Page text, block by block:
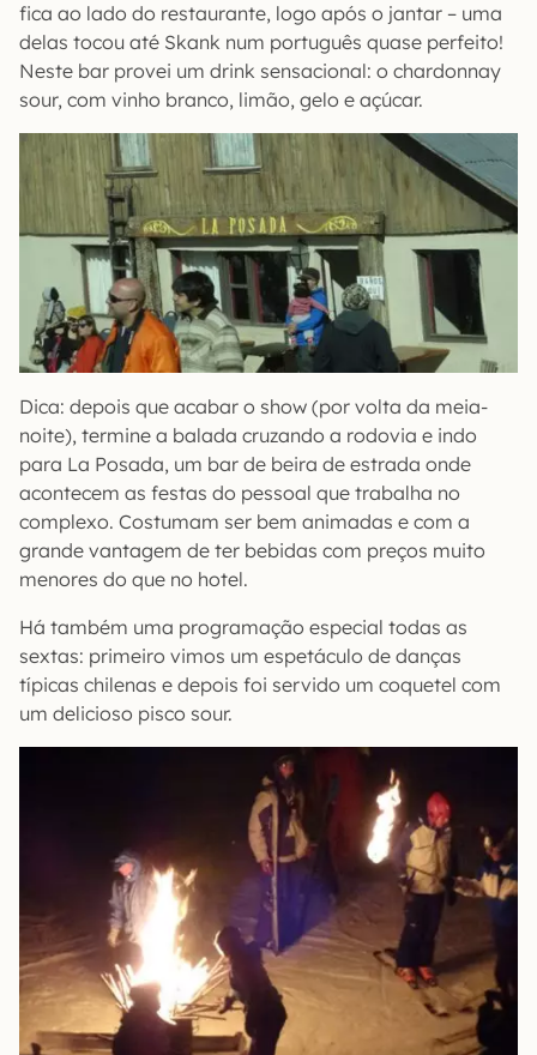
fica ao lado do restaurante, logo após o jantar – uma
delas tocou até Skank num português quase perfeito!
Neste bar provei um drink sensacional: o chardonnay
sour, com vinho branco, limão, gelo e açúcar.
Dica: depois que acabar o show (por volta da meia-
noite), termine a balada cruzando a rodovia e indo
para La Posada, um bar de beira de estrada onde
acontecem as festas do pessoal que trabalha no
complexo. Costumam ser bem animadas e com a
grande vantagem de ter bebidas com preços muito
menores do que no hotel.
Há também uma programação especial todas as
sextas: primeiro vimos um espetáculo de danças
típicas chilenas e depois foi servido um coquetel com
um delicioso pisco sour.